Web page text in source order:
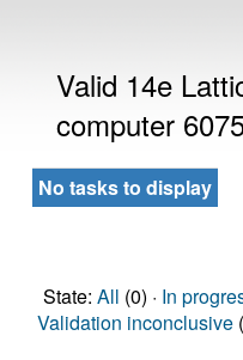
Valid 14e
computer
No tasks to display
State: All (0) · In
Validation inconclusive